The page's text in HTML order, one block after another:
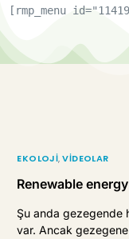
[rmp_menu
EKOLOJI,VIDEOLAR
Renewable
Şu anda gezegende
var. Ancak